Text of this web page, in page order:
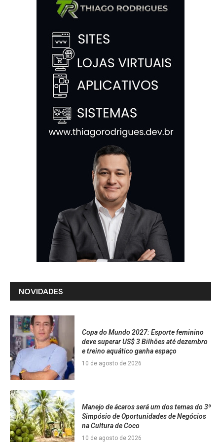
NOVIDADES
Copa do Mundo 2027: Esporte feminino
deve superar US$ 3 Bilhões até dezembro
e treino aquático ganha espaço
10 de agosto de 2026
Manejo de ácaros será um dos temas do 3⁰
Simpósio de Oportunidades de Negócios
na Cultura de Coco
10 de agosto de 2026